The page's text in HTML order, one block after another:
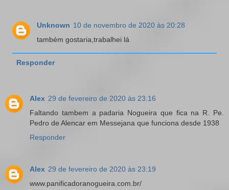
Unknown 10 de novembro de 2020 às 20:28
também gostaria,trabalhei lá
Responder
Alex 29 de fevereiro de 2020 às 23:16
Faltando tambem a padaria Nogueira que fica na R. Pe.
Pedro de Alencar em Messejana que funciona desde 1938
Responder
Alex 29 de fevereiro de 2020 às 23:19
www.panificadoranogueira.com.br/